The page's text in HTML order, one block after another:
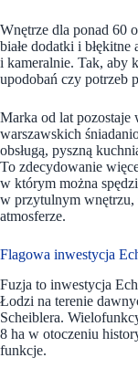
Wnętrze dla ponad 60
białe dodatki i
i kameralnie. Tak, aby
upodobań czy potrzeb
Marka od lat pozostaje
warszawskich
obsługą, pyszną
To zdecydowanie
w którym można
w przytulnym wnętrzu,
atmosferze.
Flagowa inwestycja
Fuzja to inwestycja
Łodzi na terenie
Scheiblera.
8 ha w otoczeniu
funkcje.